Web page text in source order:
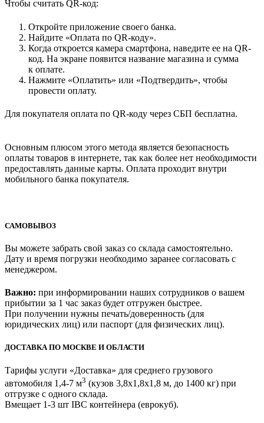
Чтобы считать QR-код:
Откройте приложение своего банка.
Найдите «Оплата по QR-коду».
Когда откроется камера смартфона, наведите ее на QR-
код. На экране появится название магазина и сумма
к оплате.
Нажмите «Оплатить» или «Подтвердить», чтобы
провести оплату.
Для покупателя оплата по QR-коду через СБП бесплатна.
Основным плюсом этого метода является безопасность
оплаты товаров в интернете, так как более нет необходимости
предоставлять данные карты. Оплата проходит внутри
мобильного банка покупателя.
САМОВЫВОЗ
Вы можете забрать свой заказ со склада самостоятельно.
Дату и время погрузки необходимо заранее согласовать с
менеджером.
Важно: при информировании наших сотрудников о вашем
прибытии за 1 час заказ будет отгружен быстрее.
При получении нужны печать/доверенность (для
юридических лиц) или паспорт (для физических лиц).
ДОСТАВКА ПО МОСКВЕ И ОБЛАСТИ
Тарифы услуги «Доставка» для среднего грузового
автомобиля 1,4-7 м3 (кузов 3,8x1,8x1,8 м, до 1400 кг) при
отгрузке с одного склада.
Вмещает 1-3 шт IBC контейнера (еврокуб).